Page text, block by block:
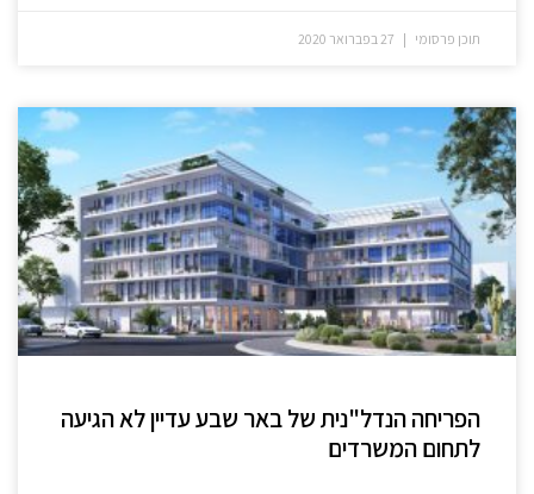
תוכן פרסומי
הפריחה הנדל"נית של באר שבע עדיין לא הגיעה
לתחום המשרדים